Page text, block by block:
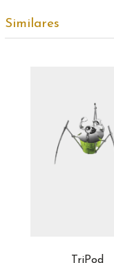
Similares
TriPod